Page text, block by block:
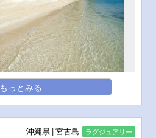
もっとみる
沖縄県 宮古島 ラグジュアリー